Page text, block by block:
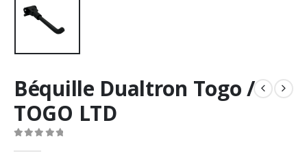
Béquille Dualtron Togo /
TOGO LTD